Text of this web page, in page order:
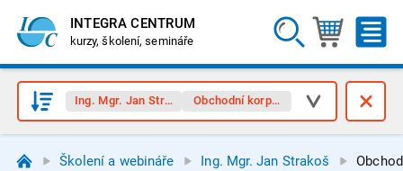
INTEGRA CENTRUM
kurzy, školení, semináře
Ing. Mgr. Jan Strakoš Obchodní korporace
Školení a webináře Ing. Mgr. Jan Strakoš